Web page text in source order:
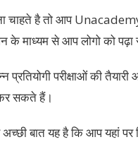
चाहते है तो आप
के माध्यम से आप लोगो को
परीक्षाओं की
सकते हैं।
बात यह है कि आप यहां पर